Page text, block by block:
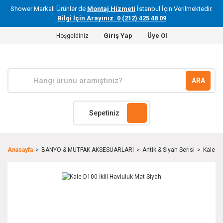
Shower Markalı Ürünler de Montaj Hizmeti İstanbul İçin Verilmektedir.
Bilgi İçin Arayınız. 0 (212) 425 48 09
Hoşgeldiniz Giriş Yap Üye Ol
ARA
Sepetiniz
Anasayfa BANYO & MUTFAK AKSESUARLARI Antik & Siyah Serisi Kale